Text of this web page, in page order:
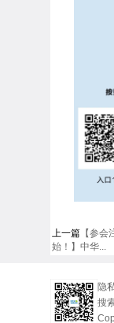
上一篇 【参会
始！】中华...
隐
搜